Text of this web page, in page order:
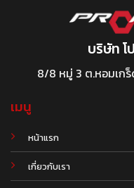
บริษัท โ
8/8 หมู่ 3 ต.หอมเกร็
เมนู
หน้าแรก
เกี่ยวกับเรา